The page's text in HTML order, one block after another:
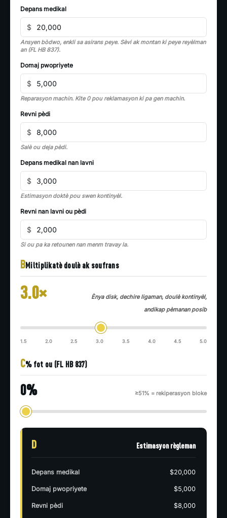
Depans medikal
$
Ansyen bòdwo, enkli sa asirans peye. Sèvi ak montan ki peye reyèlman
an (FL HB 837).
Domaj pwopriyete
$
Reparasyon machin. Kite 0 pou reklamasyon ki pa gen machin.
Revni pèdi
$
Salè ou deja pèdi.
Depans medikal nan lavni
$
Estimasyon doktè pou swen kontinyèl.
Revni nan lavni ou pèdi
$
Si ou pa ka retounen nan menm travay la.
BMiltiplikatè doulè ak soufrans
3.0×
Ènya disk, dechire ligaman, doulè kontinyèl,
andikap pèmanan posib
1.5 2.0 2.5 3.0 3.5 4.0 4.5 5.0
C% fot ou (FL HB 837)
0% ≥51% = rekiperasyon bloke
D Estimasyon règleman
Depans medikal $20,000
Domaj pwopriyete $5,000
Revni pèdi $8,000